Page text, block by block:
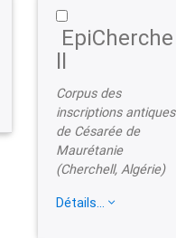
EpiCherche
ll
Corpus des
inscriptions antiques
de Césarée de
Maurétanie
(Cherchell, Algérie)
Détails...